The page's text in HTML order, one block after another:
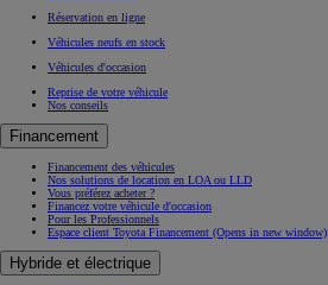
Réservation en ligne
Véhicules neufs en stock
Véhicules d'occasion
Reprise de votre véhicule
Nos conseils
Financement
Financement des véhicules
Nos solutions de location en LOA ou LLD
Vous préférez acheter ?
Financez votre véhicule d'occasion
Pour les Professionnels
Espace client Toyota Financement (Opens in new window)
Hybride et électrique